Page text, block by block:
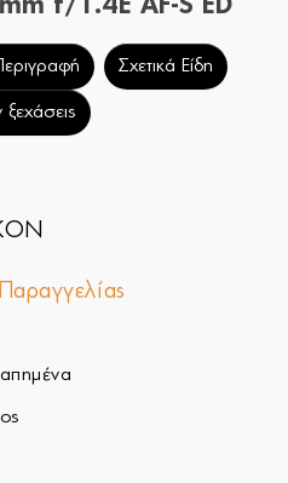
f/1.4E AF-S ED
Σχετικά Είδη